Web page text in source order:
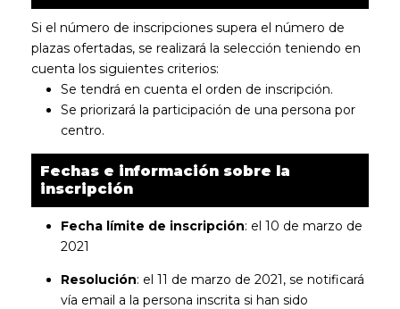
Si el número de inscripciones supera el número de
plazas ofertadas, se realizará la selección teniendo en
cuenta los siguientes criterios:
Se tendrá en cuenta el orden de inscripción.
Se priorizará la participación de una persona por
centro.
Fechas e información sobre la
inscripción
Fecha límite de inscripción: el 10 de marzo de
2021
Resolución: el 11 de marzo de 2021, se notificará
vía email a la persona inscrita si han sido